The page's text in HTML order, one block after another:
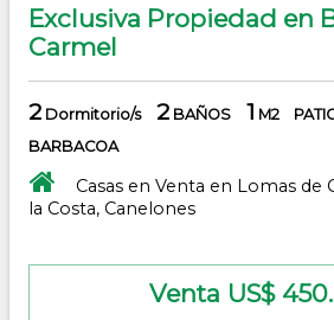
Exclusiva Propiedad en
Carmel
2 Dormitorio/s 2BAÑOS 1 M2
BARBACOA
Casas en Venta en Lomas de
la Costa, Canelones
Venta US$